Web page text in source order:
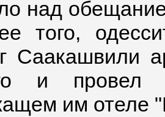
над
того,
Саакашвили
и провел
им отеле